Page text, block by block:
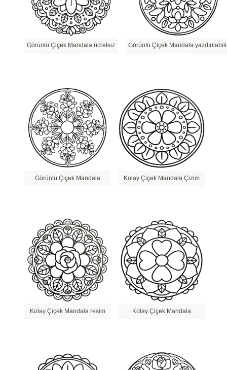
Görüntü Çiçek Mandala ücretsiz Görüntü Çiçek Mandala
Görüntü Çiçek Mandala Kolay Çiçek Mandala Çizim
Kolay Çiçek Mandala resim Kolay Çiçek Mandala